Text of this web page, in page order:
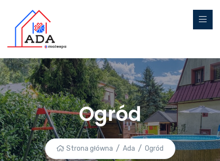
Ogród
Strona główna Ada Ogród